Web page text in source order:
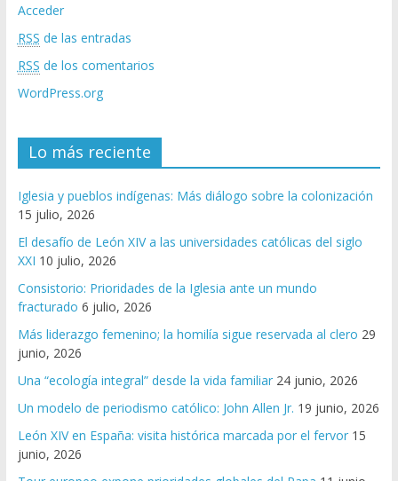
Acceder
RSS de las entradas
RSS de los comentarios
WordPress.org
Lo más reciente
Iglesia y pueblos indígenas: Más diálogo sobre la colonización
15 julio, 2026
El desafío de León XIV a las universidades católicas del siglo
XXI 10 julio, 2026
Consistorio: Prioridades de la Iglesia ante un mundo
fracturado 6 julio, 2026
Más liderazgo femenino; la homilía sigue reservada al clero 29
junio, 2026
Una “ecología integral” desde la vida familiar 24 junio, 2026
Un modelo de periodismo católico: John Allen Jr. 19 junio, 2026
León XIV en España: visita histórica marcada por el fervor 15
junio, 2026